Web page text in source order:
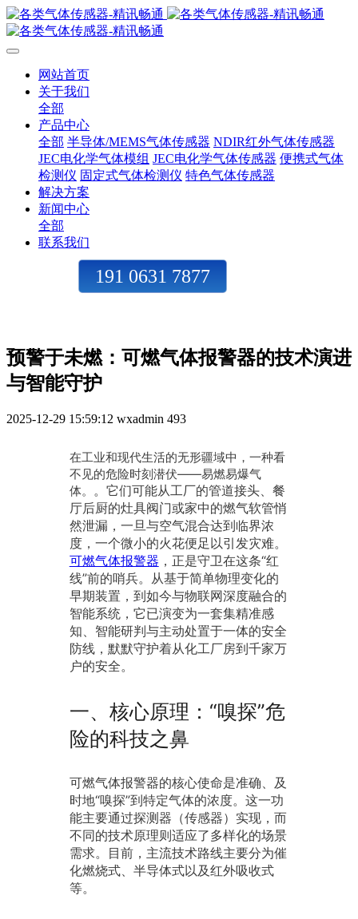
网站首页
关于我们
全部
产品中心
全部 半导体/MEMS气体传感器 NDIR红外气体传感器
JEC电化学气体模组 JEC电化学气体传感器 便携式气体
检测仪 固定式气体检测仪 特色气体传感器
解决方案
新闻中心
全部
联系我们
191 0631 7877
预警于未燃：可燃气体报警器的技术演进
与智能守护
2025-12-29 15:59:12 wxadmin 493
在工业和现代生活的无形疆域中，一种看
不见的危险时刻潜伏——易燃易爆气
体。 。它们可能从工厂的管道接头、餐
厅后厨的灶具阀门或家中的燃气软管悄
然泄漏，一旦与空气混合达到临界浓
度，一个微小的火花便足以引发灾难。
可燃气体报警器 ，正是守卫在这条“红
线”前的哨兵。从基于简单物理变化的
早期装置，到如今与物联网深度融合的
智能系统，它已演变为一套集精准感
知、智能研判与主动处置于一体的安全
防线，默默守护着从化工厂房到千家万
户的安全。
一、核心原理：“嗅探”危
险的科技之鼻
可燃气体报警器的核心使命是准确、及
时地“嗅探”到特定气体的浓度。这一功
能主要通过探测器（传感器）实现，而
不同的技术原理则适应了多样化的场景
需求。目前，主流技术路线主要分为催
化燃烧式、半导体式以及红外吸收式
等。